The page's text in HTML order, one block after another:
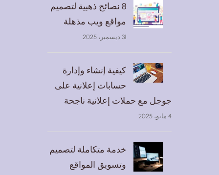
8 نصائح ذهبية لتصميم
مواقع ويب مذهلة
كيفية إنشاء وإدارة
حسابات إعلانية على
جوجل مع حملات إعلانية ناجحة
خدمة متكاملة لتصميم
وتسويق المواقع